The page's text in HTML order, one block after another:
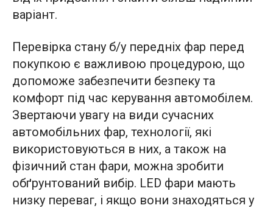
варіант.
Перевірка стану б/у передніх фар перед
покупкою є важливою процедурою, що
допоможе забезпечити безпеку та
комфорт під час керування автомобілем.
Звертаючи увагу на види сучасних
автомобільних фар, технології, які
використовуються в них, а також на
фізичний стан фари, можна зробити
обґрунтований вибір. LED фари мають
низку переваг, і якщо вони знаходяться у